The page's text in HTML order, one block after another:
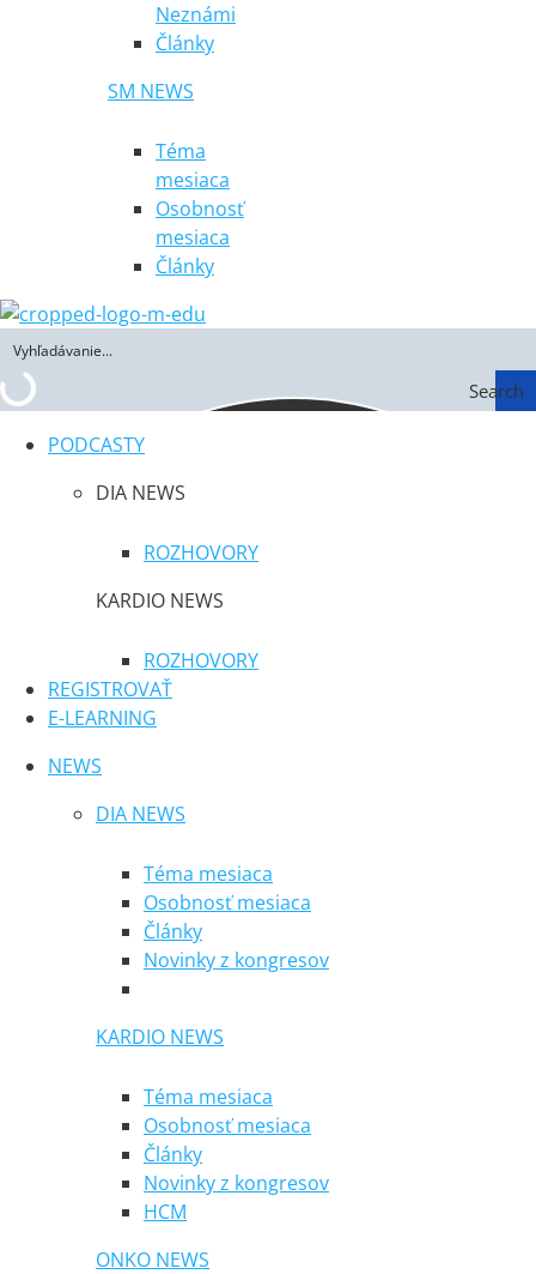
Neznámi
Články
SM NEWS
Téma
mesiaca
Osobnosť
mesiaca
Články
Search
PODCASTY
DIA NEWS
ROZHOVORY
KARDIO NEWS
ROZHOVORY
REGISTROVAŤ
E-LEARNING
NEWS
DIA NEWS
Téma mesiaca
Osobnosť mesiaca
Články
Novinky z kongresov
KARDIO NEWS
Téma mesiaca
Osobnosť mesiaca
Články
Novinky z kongresov
HCM
ONKO NEWS